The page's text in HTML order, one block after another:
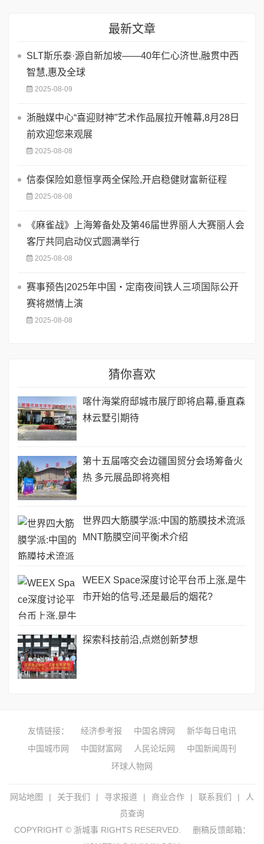
最新文章
SLT斯乐泰·源自新加坡——40年仁心济世,融贯中西
智慧,惠及全球
2025-08-09
浙融媒中心“喜迎财神”艺术作品展拉开帷幕,8月28日
前欢迎您来观展
2025-08-08
信泰保险如意恒享两全保险,开启稳健财富新征程
2025-08-08
《麻雀战》上海筹备处及第46届世界丽人大赛丽人会
客厅共同启动仪式圆满举行
2025-08-08
赛事预告|2025年中国・定南夜间铁人三项国际公开
赛将燃情上演
2025-08-08
猜你喜欢
喀什海棠府邸城市展厅即将启幕,垂直森
林云墅引期待
第十五届喀交会边疆国贸分会场筹备火
热 多元展品即将亮相
世界四大筋膜学派:中国的筋膜技术流派
MNT筋膜空间平衡术介绍
WEEX Space深度讨论平台币上涨,是牛
市开始的信号,还是最后的烟花?
探索科技前沿,点燃创新梦想
友情链接： 经济参考报 中国名牌网
新华每日电讯
中国城市网
中国财富网 人民论坛网
中国新闻周刊
环球人物网
网站地图 | 关于我们 | 寻求报道 | 商业合作 | 联系我们 |
人
员查询
COPYRIGHT © 浙城事 RIGHTS RESERVED.
删稿反馈邮箱：